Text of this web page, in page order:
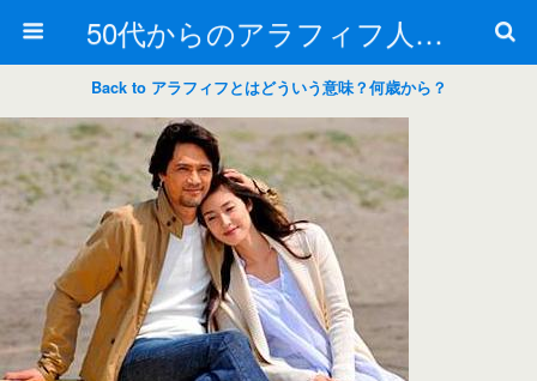
50代からのアラフィフ人生の楽しみ方
Back to アラフィフとはどういう意味？何歳から？